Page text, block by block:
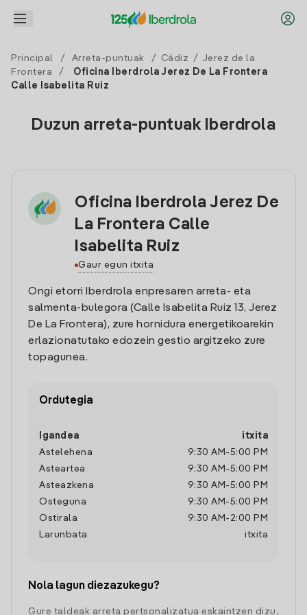
Principal / Arreta-puntuak / Cádiz / Jerez de la
Frontera
/
Oficina Iberdrola Jerez De La Frontera
Calle Isabelita Ruiz
Duzun arreta-puntuak Iberdrola
Oficina Iberdrola Jerez De
La Frontera Calle
Isabelita Ruiz
Gaur egun itxita
Ongi etorri Iberdrola enpresaren arreta- eta
salmenta-bulegora (Calle Isabelita Ruiz 13, Jerez
De La Frontera), zure hornidura energetikoarekin
erlazionatutako edozein gestio argitzeko zure
topagunea.
Ordutegia
Igandea
itxita
Astelehena
9:30 AM -5:00 PM
Asteartea
9:30 AM -5:00 PM
Asteazkena
9:30 AM -5:00 PM
Osteguna
9:30 AM -5:00 PM
Ostirala
9:30 AM - 2:00 PM
Larunbata
itxita
Nola lagun diezazukegu?
Gure taldeak arreta pertsonalizatua eskaintzen dizu,